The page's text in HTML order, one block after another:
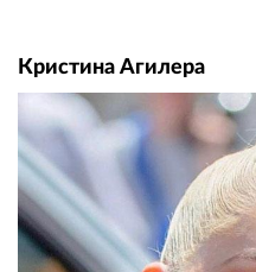
Кристина Агилера